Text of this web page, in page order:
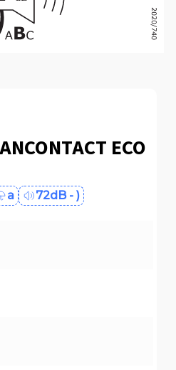
ECO
a 72dB - )